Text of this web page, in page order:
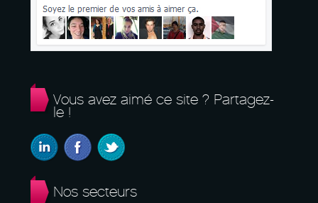
Vous avez aimé ce site ? Partagez-
le !
Nos secteurs